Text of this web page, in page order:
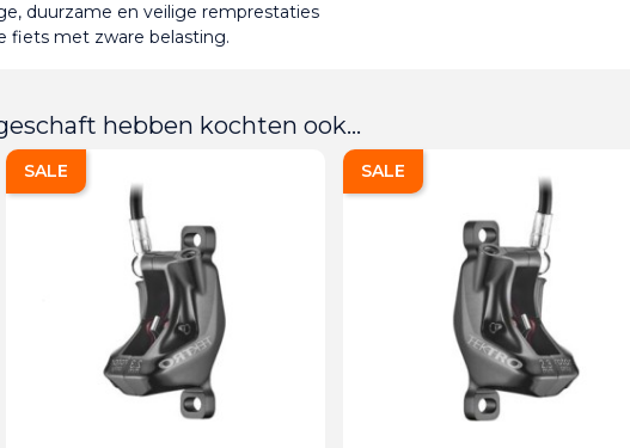
duurzame en veilige remprestaties
fiets met zware belasting.
hebben kochten ook...
SALE SALE